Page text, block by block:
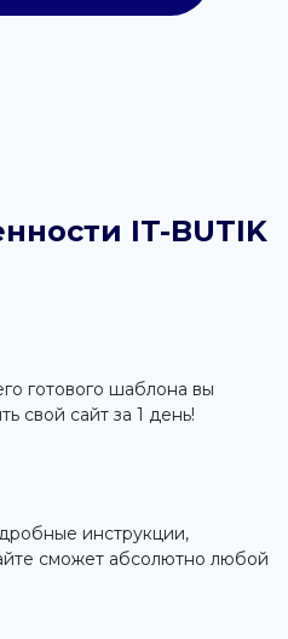
IT-BUTIK
готового шаблона вы
свой сайт за 1 день!
инструкции,
сможет абсолютно любой